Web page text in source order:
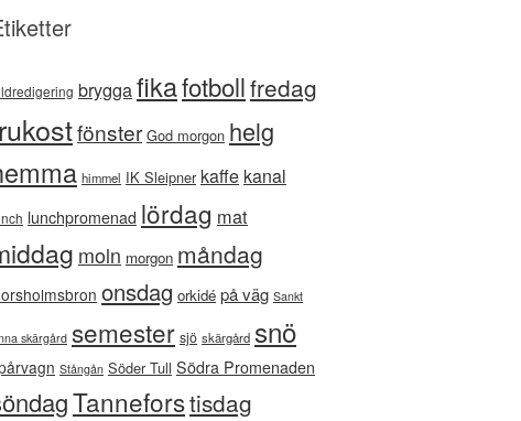
bryggafikafotbollfredag
fönster God morgon helg
himmel IK Sleipner kaffe kanal
lunchpromenad lördag mat
moln morgon måndag
onsdag orkidé på väg Sankt
skärgård semester sjö skärgård snö
Stångån Söder Tull Södra Promenaden
Tanneforstisdag